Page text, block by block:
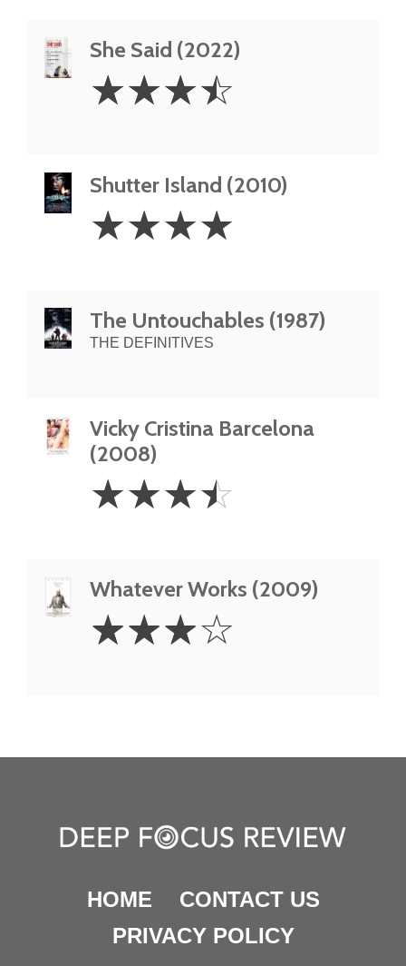
She Said (2022)
3.5
Stars
☆☆☆☆
Shutter Island (2010)
Stars
☆☆☆☆
The Untouchables (1987)
THE DEFINITIVES
Vicky Cristina Barcelona
(2008)
3.5
Stars
☆☆☆☆
Whatever Works (2009)
Stars
☆☆☆☆
HOME
CONTACT US
PRIVACY POLICY